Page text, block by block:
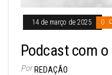
14 de março de 2025 0
Podcast com o
Por REDAÇÃO